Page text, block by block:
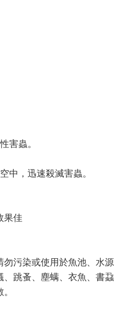
害蟲。
中，迅速殺滅害蟲。
果佳
污染或使用於魚池、水
跳蚤、塵螨、衣魚、書蝨